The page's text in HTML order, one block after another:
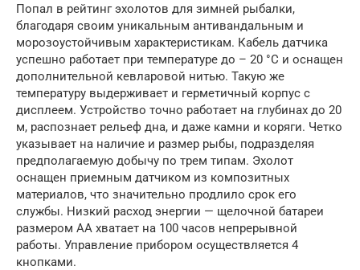
Попал в рейтинг эхолотов для зимней рыбалки,
благодаря своим уникальным антивандальным и
морозоустойчивым характеристикам. Кабель датчика
успешно работает при температуре до – 20 °С и оснащен
дополнительной кевларовой нитью. Такую же
температуру выдерживает и герметичный корпус с
дисплеем. Устройство точно работает на глубинах до 20
м, распознает рельеф дна, и даже камни и коряги. Четко
указывает на наличие и размер рыбы, подразделяя
предполагаемую добычу по трем типам. Эхолот
оснащен приемным датчиком из композитных
материалов, что значительно продлило срок его
службы. Низкий расход энергии — щелочной батареи
размером АА хватает на 100 часов непрерывной
работы. Управление прибором осуществляется 4
кнопками.